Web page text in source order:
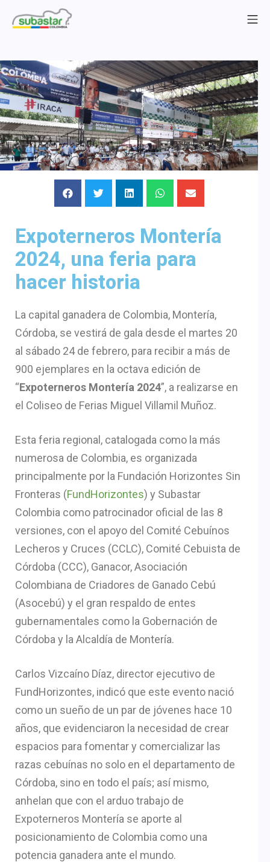
Expoterneros Montería
2024, una feria para
hacer historia
La capital ganadera de Colombia, Montería,
Córdoba, se vestirá de gala desde el martes 20
al sábado 24 de febrero, para recibir a más de
900 ejemplares en la octava edición de
“Expoterneros Montería 2024”, a realizarse en
el Coliseo de Ferias Miguel Villamil Muñoz.
Esta feria regional, catalogada como la más
numerosa de Colombia, es organizada
principalmente por la Fundación Horizontes Sin
Fronteras (FundHorizontes) y Subastar
Colombia como patrocinador oficial de las 8
versiones, con el apoyo del Comité Cebuínos
Lecheros y Cruces (CCLC), Comité Cebuista de
Córdoba (CCC), Ganacor, Asociación
Colombiana de Criadores de Ganado Cebú
(Asocebú) y el gran respaldo de entes
gubernamentales como la Gobernación de
Córdoba y la Alcaldía de Montería.
Carlos Vizcaíno Díaz, director ejecutivo de
FundHorizontes, indicó que este evento nació
como un sueño de un par de jóvenes hace 10
años, que evidenciaron la necesidad de crear
espacios para fomentar y comercializar las
razas cebuínas no solo en el departamento de
Córdoba, sino en todo el país; así mismo,
anhelan que con el arduo trabajo de
Expoterneros Montería se aporte al
posicionamiento de Colombia como una
potencia ganadera ante el mundo.